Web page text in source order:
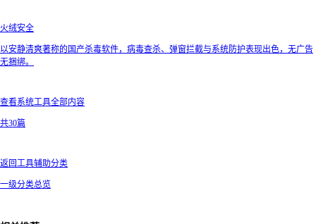
火绒安全
以安静清爽著称的国产杀毒软件，病毒查杀、弹窗拦截与系统防护表现出色，无广告
无捆绑。
查看系统工具全部内容
共30篇
返回工具辅助分类
一级分类总览